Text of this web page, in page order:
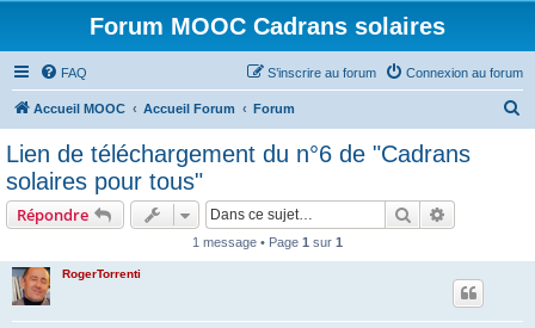
Forum MOOC Cadrans solaires
FAQ Connexion au forum
S’inscrire au forum
Accueil MOOC Accueil Forum Forum
Lien de téléchargement du n°6 de "Cadrans
solaires pour tous"
Répondre Rechercher
1 message • Page 1 sur 1
RogerTorrenti